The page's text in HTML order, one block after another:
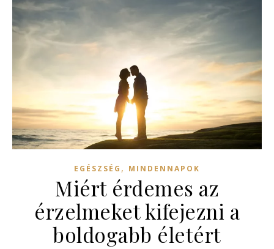
EGÉSZSÉG , MINDENNAPOK
Miért érdemes az
érzelmeket kifejezni a
boldogabb életért